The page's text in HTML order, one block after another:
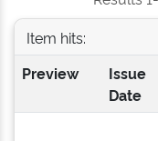
Item hits:
Preview
Issue
Date